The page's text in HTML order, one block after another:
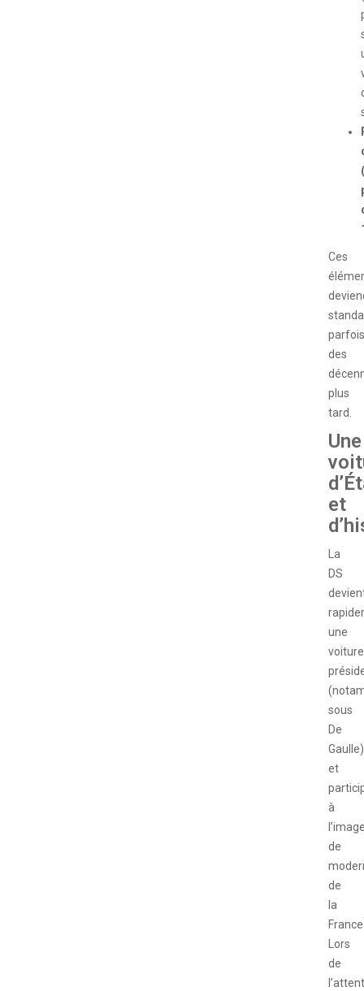
Ces
parfois
des
plus
tard.
Une
et
La
DS
une
voiture
sous
De
Gaulle)
et
à
de
de
la
Lors
de